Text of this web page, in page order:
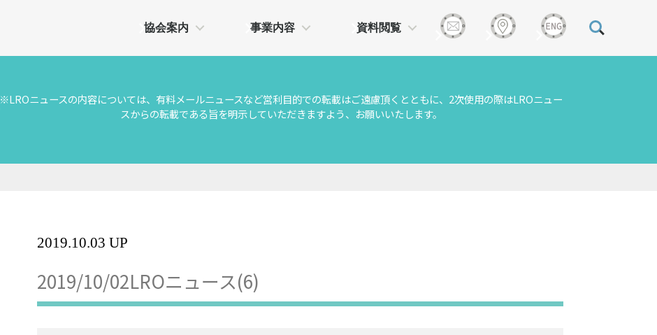
協会案内 事業内容 資料閲覧
※LROニュースの内容については、有料メールニュースなど営利目的での転載はご遠慮頂くとともに、2次使用の際はLROニュー
スからの転載である旨を明示していただきますよう、お願いいたします。
2019.10.03 UP
2019/10/02LROニュース(6)